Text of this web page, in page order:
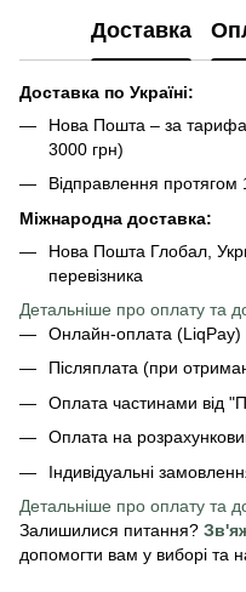
Доставка
Доставка по Україні:
Нова Пошта – за
3000 грн)
Відправлення протягом
Міжнародна доставка:
Нова Пошта Глобал,
перевізника
Детальніше про оплату та
Онлайн-оплата (LiqPay)
Післяплата (при
Оплата частинами від
Оплата на
Індивідуальні
Детальніше про оплату та
Залишилися питання?
допомогти вам у виборі та